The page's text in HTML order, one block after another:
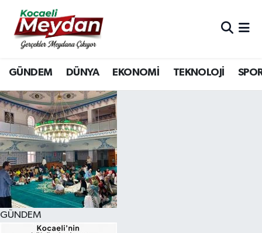
GÜNDEM DÜNYA EKONOMİ TEKNOLOJİ
GÜNDEM
Nöbetçi Eczaneler
Hava Durumu
Trafik Durumu
Süper Lig Puan Durumu ve Fikstür
Tüm Manşetler
Son Dakika Haberleri
Haber Arşivi